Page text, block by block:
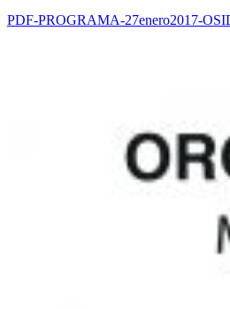
PDF-PROGRAMA-27enero2017-